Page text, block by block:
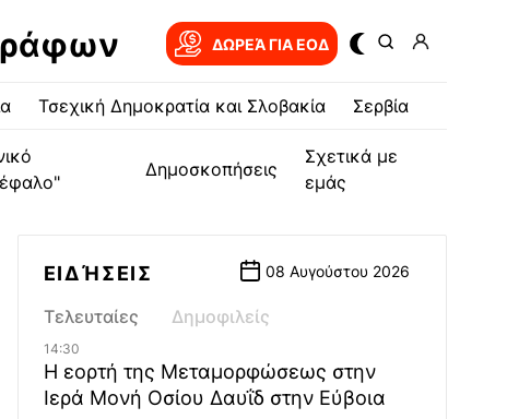
ΔΩΡΕΆ ΓΙΑ EOΔ
Τσεχική Δημοκρατία και Σλοβακία Σερβία
Δημοσκοπήσεις
Σχετικά με
εμάς
ΕΙΔΉΣΕΙΣ 08 Αυγούστου 2026
Τελευταίες Δημοφιλείς
14:30
Η εορτή της Μεταμορφώσεως στην
Ιερά Μονή Οσίου Δαυΐδ στην Εύβοια